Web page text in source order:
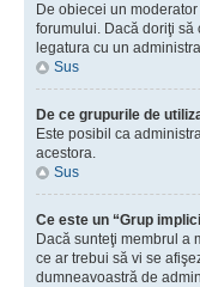
De obiecei un
forumului. Dacă doriţi să
legatura cu un
Sus
De ce grupurile de
Este posibil ca
acestora.
Sus
Ce este un “Grup
Dacă sunteţi membrul a
ce ar trebui să vi se
dumneavoastră de